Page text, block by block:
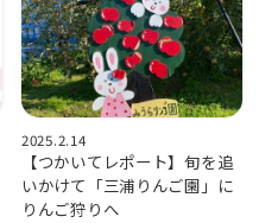
2025.2.14
【つかいてレポート】旬を追
いかけて「三浦りんご園」に
りんご狩りへ